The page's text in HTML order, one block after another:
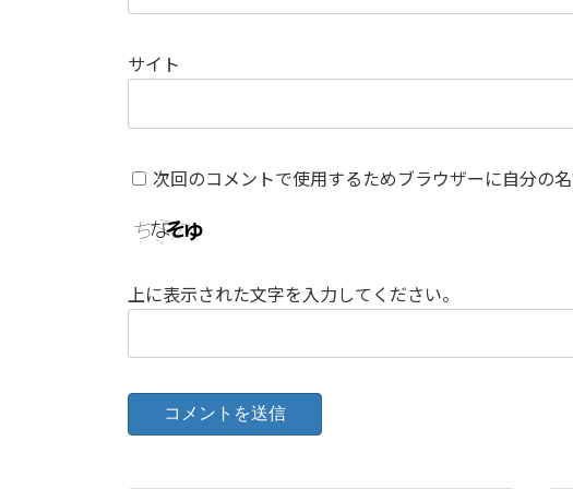
サイト
次回のコメントで使用するためブラウザーに自分の
上に表示された文字を入力してください。